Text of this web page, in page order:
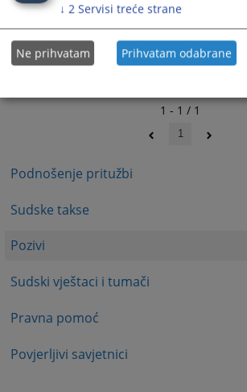
Podnošenje pritužbi
Sudske takse
Pozivi
Sudski vještaci i tumači
Pravna pomoć
Povjerljivi savjetnici
1 - 1 / 1
1
↓ 2 Servisi treće strane
Ne prihvatam Prihvatam odabrane